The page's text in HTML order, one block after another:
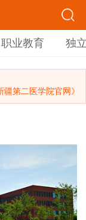
职业教育 独
疆第二医学院官网》